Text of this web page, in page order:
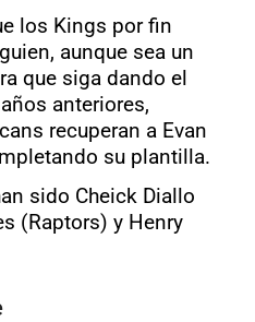
los Kings por fin
aunque sea un
que siga dando el
anteriores,
recuperan a Evan
su plantilla.
sido Cheick Diallo
(Raptors) y Henry